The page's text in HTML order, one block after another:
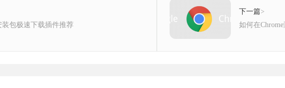
包极速下载插件推荐
下一篇>
如何在